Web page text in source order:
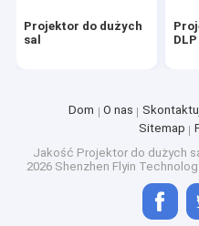
Projektor do dużych
sal
DLP
Dom O nas
Sitemap
Jakość Projektor do dużych
2026 Shenzhen Flyin